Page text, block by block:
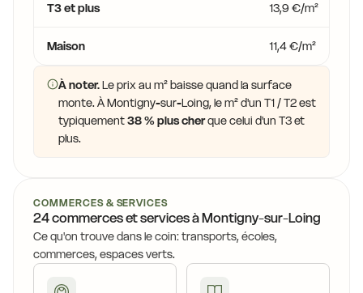
T3 et plus 13,9 €/m²
Maison 11,4 €/m²
À noter.Le prix au m² baisse quand la surface
monte. À Montigny-sur-Loing, le m² d'un T1 / T2 est
typiquement38 % plus cherque celui d'un T3 et
plus.
COMMERCES & SERVICES
24 commerces et services à Montigny-sur-Loing
Ce qu'on trouve dans le coin: transports, écoles,
commerces, espaces verts.